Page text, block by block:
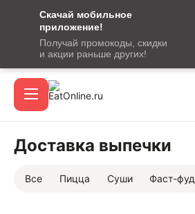
Скачай мобильное
приложение!
Получай промокоды, скидки
и акции раньше других!
сообщение
кодом
подтверждения
Акции
Доставка выпечки
Все Пицца Суши Фаст-фуд